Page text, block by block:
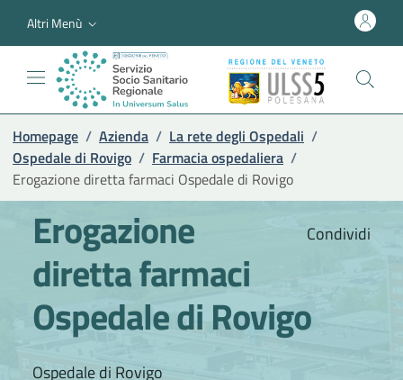
Altri Menù
Homepage / Azienda / La rete degli Ospedali /
Ospedale di Rovigo / Farmacia ospedaliera /
Erogazione diretta farmaci Ospedale di Rovigo
Condividi
Erogazione
diretta farmaci
Ospedale di Rovigo
Ospedale di Rovigo